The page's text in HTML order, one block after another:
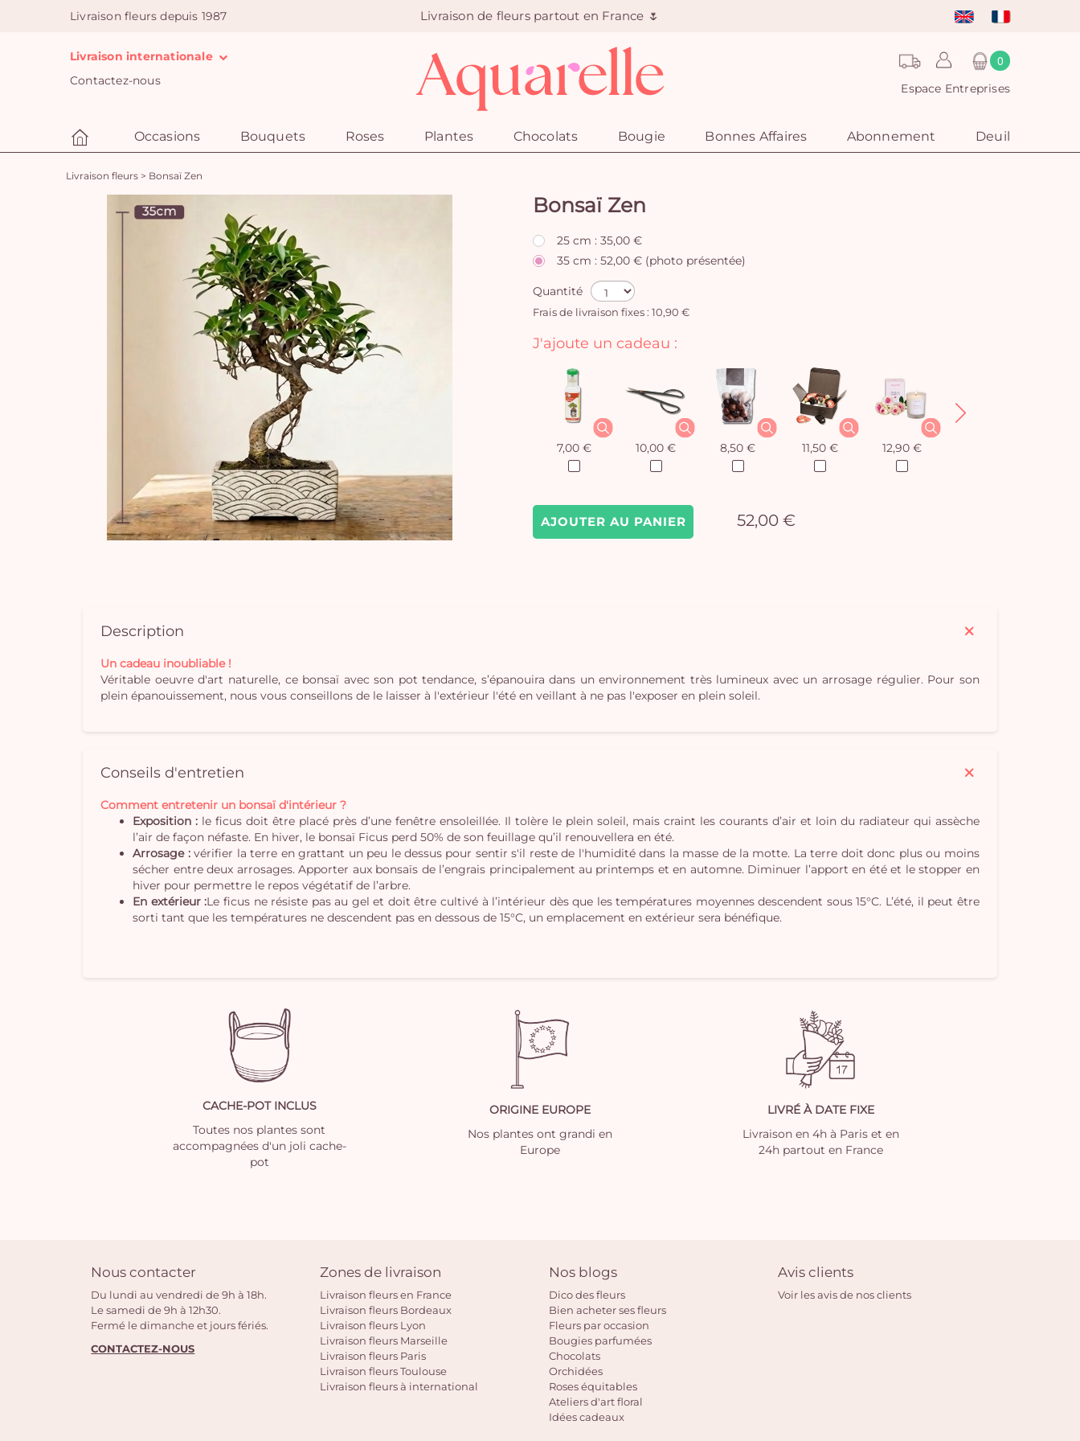
Livraison fleurs depuis 1987 Livraison de fleurs partout en France 🌷
Livraison internationale
Contactez-nous
0
Espace Entreprises
Occasions Bouquets Roses Plantes Chocolats Bougie Bonnes Affaires Abonnement Deuil
Livraison fleurs > Bonsaï Zen
Bonsaï Zen
25 cm : 35,00 €
35 cm : 52,00 € (photo présentée)
Quantité
Frais de livraison fixes : 10,90 €
AJOUTER AU PANIER 52,00 €
J'ajoute un cadeau :
7,00 € 10,00 € 8,50 € 11,50 € 12,90 €
Description
Un cadeau inoubliable !
Véritable oeuvre d'art naturelle, ce bonsaï avec son pot tendance, s’épanouira dans un environnement très lumineux avec un arrosage régulier. Pour son
plein épanouissement, nous vous conseillons de le laisser à l'extérieur l'été en veillant à ne pas l'exposer en plein soleil.
Conseils d'entretien
Comment entretenir un bonsaï d'intérieur ?
Exposition : le ficus doit être placé près d’une fenêtre ensoleillée. Il tolère le plein soleil, mais craint les courants d’air et loin du radiateur qui assèche
l’air de façon néfaste. En hiver, le bonsaï Ficus perd 50% de son feuillage qu’il renouvellera en été.
Arrosage :vérifier la terre en grattant un peu le dessus pour sentir s'il reste de l'humidité dans la masse de la motte. La terre doit donc plus ou moins
sécher entre deux arrosages. Apporter aux bonsaïs de l’engrais principalement au printemps et en automne. Diminuer l’apport en été et le stopper en
hiver pour permettre le repos végétatif de l’arbre.
En extérieur :Le ficus ne résiste pas au gel et doit être cultivé à l’intérieur dès que les températures moyennes descendent sous 15°C. L’été, il peut être
sorti tant que les températures ne descendent pas en dessous de 15°C, un emplacement en extérieur sera bénéfique.
CACHE-POT INCLUS
Toutes nos plantes sont
accompagnées d'un joli cache-
pot
ORIGINE EUROPE
Nos plantes ont grandi en
Europe
LIVRÉ À DATE FIXE
Livraison en 4h à Paris et en
24h partout en France
Nous contacter
Du lundi au vendredi de 9h à 18h.
Le samedi de 9h à 12h30.
Fermé le dimanche et jours fériés.
CONTACTEZ-NOUS
Zones de livraison
Livraison fleurs en France
Livraison fleurs Bordeaux
Livraison fleurs Lyon
Livraison fleurs Marseille
Livraison fleurs Paris
Livraison fleurs Toulouse
Livraison fleurs à international
Nos blogs
Dico des fleurs
Bien acheter ses fleurs
Fleurs par occasion
Bougies parfumées
Chocolats
Orchidées
Roses équitables
Ateliers d'art floral
Idées cadeaux
Avis clients
Voir les avis de nos clients